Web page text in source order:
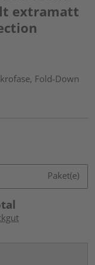
extramatt
Fold-Down
Paket(e)